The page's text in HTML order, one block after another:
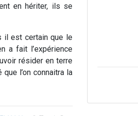
en hériter, ils se
il est certain que le
a fait l’expérience
résider en terre
l’on connaitra la